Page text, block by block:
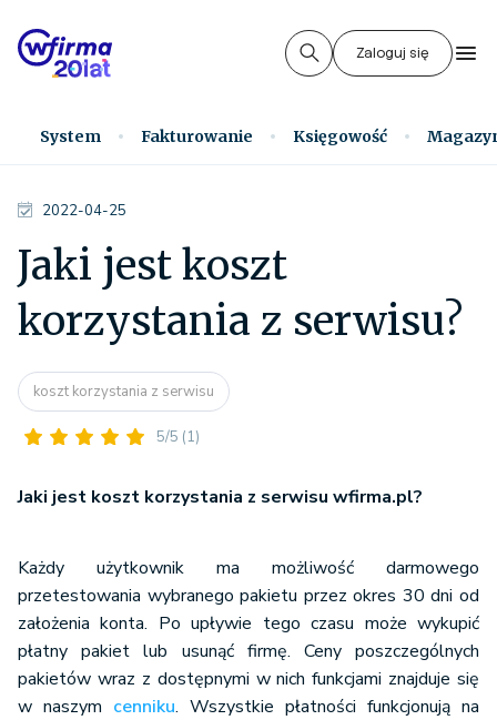
Zaloguj się
System Fakturowanie Księgowość
2022-04-25
Jaki jest koszt
korzystania z serwisu?
koszt korzystania z serwisu
5/5 (1)
Jaki jest koszt korzystania z serwisu wfirma.pl?
Każdy użytkownik ma możliwość darmowego
przetestowania wybranego pakietu przez okres 30 dni od
założenia konta. Po upływie tego czasu może wykupić
płatny pakiet lub usunąć firmę. Ceny poszczególnych
pakietów wraz z dostępnymi w nich funkcjami znajduje się
w naszym cenniku. Wszystkie płatności funkcjonują na